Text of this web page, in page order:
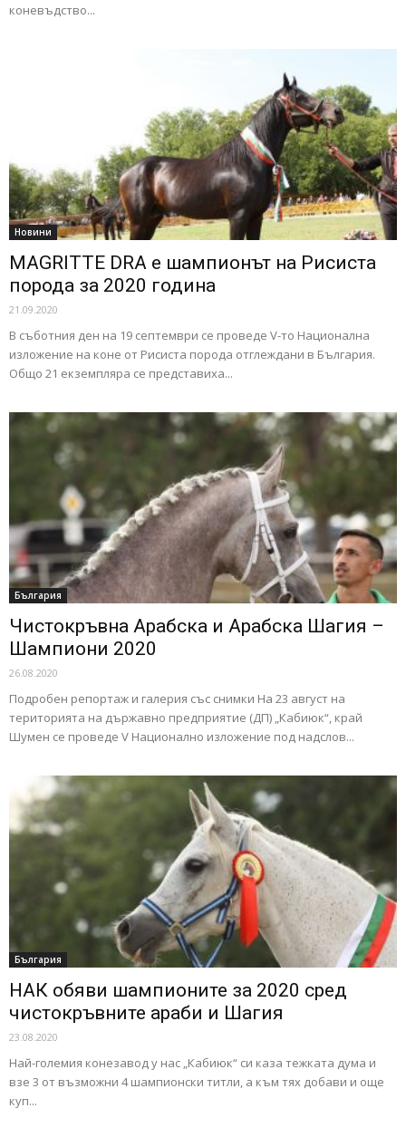
коневъдство...
Новини
MAGRITTE DRA e шампионът на Рисиста
порода за 2020 година
21.09.2020
В съботния ден на 19 септември се проведе V-то Национална
изложение на коне от Рисиста порода отглеждани в България.
Общо 21 екземпляра се представиха...
България
Чистокръвна Арабска и Арабска Шагия –
Шампиони 2020
26.08.2020
Подробен репортаж и галерия със снимки На 23 август на
територията на държавно предприятие (ДП) „Кабиюк“, край
Шумен се проведе V Национално изложение под надслов...
България
НАК обяви шампионите за 2020 сред
чистокръвните араби и Шагия
23.08.2020
Най-големия конезавод у нас „Кабиюк“ си каза тежката дума и
взе 3 от възможни 4 шампионски титли, а към тях добави и още
куп...